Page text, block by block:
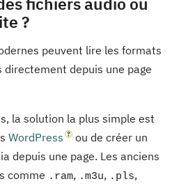
?
peuvent lire les formats
depuis une page
la solution la plus simple est
WordPress
ou de créer un
depuis une page. Les anciens
comme .ram, .m3u, .pls,